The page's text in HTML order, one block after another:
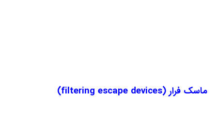
ماسک فرار (filtering escape devices)